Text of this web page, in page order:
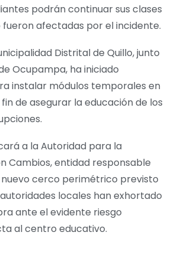
podrán continuar sus clases
fueron afectadas por el incidente.
Distrital de Quillo, junto
Ocupampa, ha iniciado
instalar módulos temporales en
de asegurar la educación de los
a la Autoridad para la
Cambios, entidad responsable
cerco perimétrico previsto
locales han exhortado
ante el evidente riesgo
al centro educativo.